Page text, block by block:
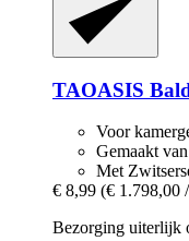
TAOASIS
Voor
Gemaakt
Met
€ 8,99 (€ 1.798,00
Bezorging uiterlijk